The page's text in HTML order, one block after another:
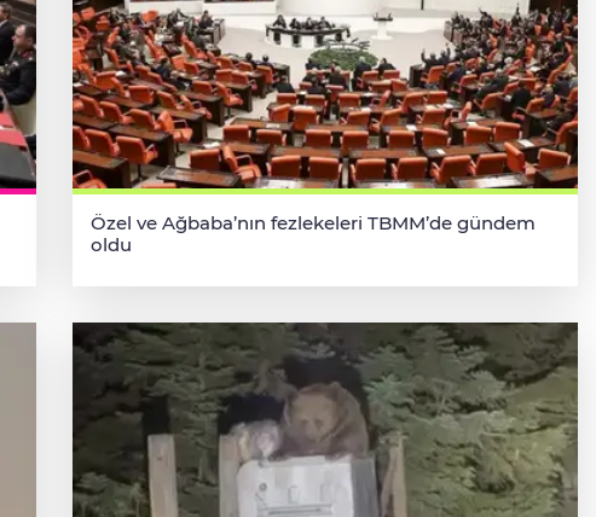
Özel ve Ağbaba’nın fezlekeleri TBMM’de gündem
oldu